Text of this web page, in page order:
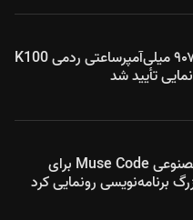
رنگ جدید و باتری ۹۰۷۰ میلی‌آمپرساعتی ردمی K100
تأیید شد
متا از عامل هوش مصنوعی Muse Code برای
برنامه‌نویسی رونمایی کرد